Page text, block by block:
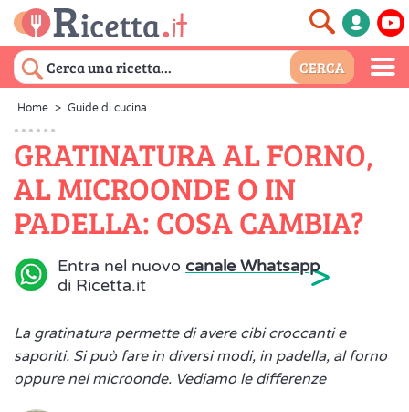
Home > Guide di cucina
GRATINATURA AL FORNO,
AL MICROONDE O IN
PADELLA: COSA CAMBIA?
Entra nel nuovo canale Whatsapp
di Ricetta.it
>
La gratinatura permette di avere cibi croccanti e
saporiti. Si può fare in diversi modi, in padella, al forno
oppure nel microonde. Vediamo le differenze